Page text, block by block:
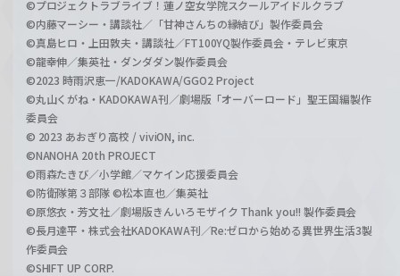
©プロジェクトラブライブ！蓮ノ空女学院スクールアイドルクラブ
©内藤マーシー・講談社／「甘神さんちの縁結び」製作委員会
©真島ヒロ・上田敦夫・講談社／FT100YQ製作委員会・テレビ東京
©龍幸伸／集英社・ダンダダン製作委員会
©2023 時雨沢恵一/KADOKAWA/GGO2 Project
©丸山くがね・KADOKAWA刊／劇場版「オーバーロード」聖王国編製作
委員会
© 2023 あおぎり高校 / viviON, inc.
©NANOHA 20th PROJECT
©雨森たきび／小学館／マケイン応援委員会
©防衛隊第３部隊 ©松本直也／集英社
©原悠衣・芳文社／劇場版きんいろモザイク Thank you!! 製作委員会
©長月達平・株式会社KADOKAWA刊／Re:ゼロから始める異世界生活3製
作委員会
©SHIFT UP CORP.